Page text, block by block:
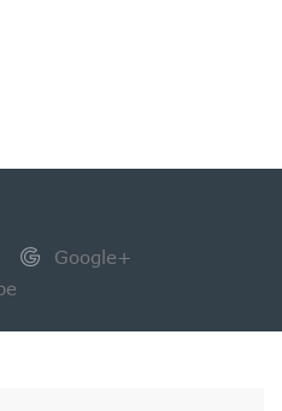
Google+